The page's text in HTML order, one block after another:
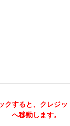
クすると、クレジ
へ移動します。